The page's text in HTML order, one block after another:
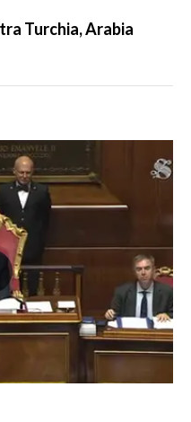
Turchia, Arabia